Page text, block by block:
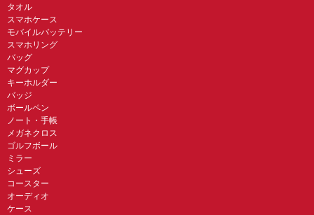
タオル
スマホケース
モバイルバッテリー
スマホリング
バッグ
マグカップ
キーホルダー
バッジ
ボールペン
ノート・手帳
メガネクロス
ゴルフボール
ミラー
シューズ
コースター
オーディオ
ケース